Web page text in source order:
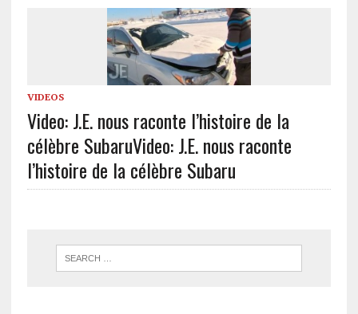
VIDEOS
Video: J.E. nous raconte l’histoire de la
célèbre SubaruVideo: J.E. nous raconte
l’histoire de la célèbre Subaru